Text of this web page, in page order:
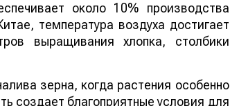
около 10% производства
температура воздуха достигает
выращивания хлопка, столбики
зерна, когда растения особенно
создает благоприятные условия для